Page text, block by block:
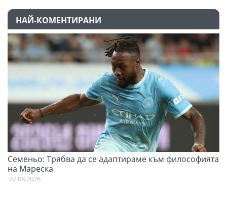
НАЙ-КОМЕНТИРАНИ
Семеньо: Трябва да се адаптираме към философията
на Мареска
07.08.2026